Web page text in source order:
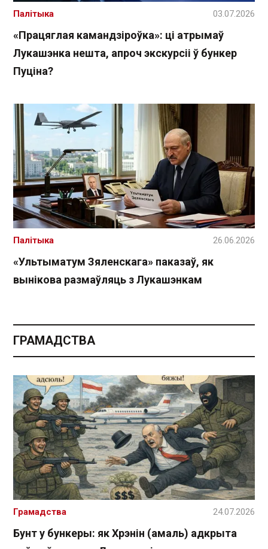
«Працяглая камандзіроўка»: ці атрымаў
Лукашэнка нешта, апроч экскурсіі ў бункер
Пуціна?
Палітыка 03.07.2026
«Ультыматум Зяленскага» паказаў, як
вынікова размаўляць з Лукашэнкам
Палітыка 26.06.2026
ГРАМАДСТВА
Бунт у бункеры: як Хрэнін (амаль) адкрыта
Грамадства 24.07.2026